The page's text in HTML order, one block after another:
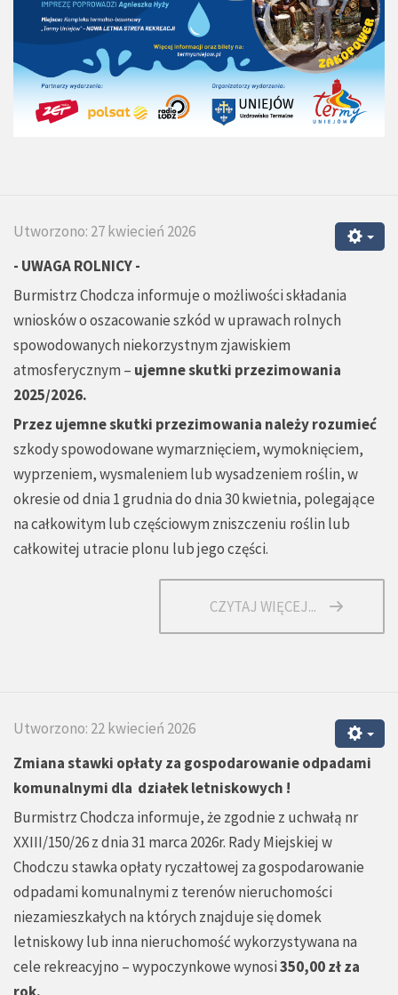
Utworzono: 27 kwiecień 2026
- UWAGA ROLNICY -
Burmistrz Chodcza informuje o możliwości składania
wniosków o oszacowanie szkód w uprawach rolnych
spowodowanych niekorzystnym zjawiskiem
atmosferycznym – ujemne skutki przezimowania
2025/2026.
Przez ujemne skutki przezimowania należy rozumieć
szkody spowodowane wymarznięciem, wymoknięciem,
wyprzeniem, wysmaleniem lub wysadzeniem roślin, w
okresie od dnia 1 grudnia do dnia 30 kwietnia, polegające
na całkowitym lub częściowym zniszczeniu roślin lub
całkowitej utracie plonu lub jego części.
CZYTAJ WIĘCEJ...
Utworzono: 22 kwiecień 2026
Zmiana stawki opłaty za gospodarowanie odpadami
komunalnymi dla działek letniskowych !
Burmistrz Chodcza informuje, że zgodnie z uchwałą nr
XXIII/150/26 z dnia 31 marca 2026r. Rady Miejskiej w
Chodczu stawka opłaty ryczałtowej za gospodarowanie
odpadami komunalnymi z terenów nieruchomości
niezamieszkałych na których znajduje się domek
letniskowy lub inna nieruchomość wykorzystywana na
cele rekreacyjno – wypoczynkowe wynosi350,00 zł za